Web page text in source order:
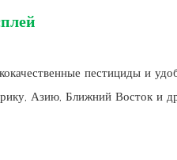
пестициды и
Азию, Ближний Восток и